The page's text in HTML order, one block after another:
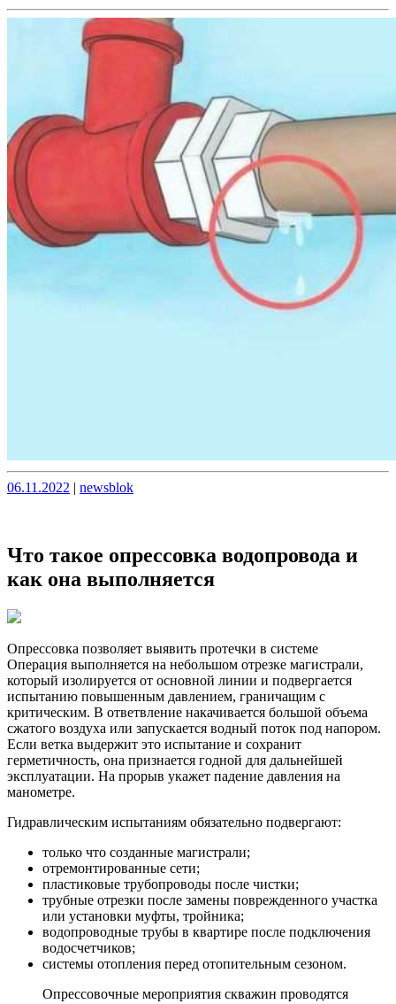
Опубликовано
06.11.2022 | Опубликовано
newsblok
Что такое опрессовка водопровода и
как она выполняется
Опрессовка позволяет выявить протечки в системе
Операция выполняется на небольшом отрезке магистрали,
который изолируется от основной линии и подвергается
испытанию повышенным давлением, граничащим с
критическим. В ответвление накачивается большой объема
сжатого воздуха или запускается водный поток под напором.
Если ветка выдержит это испытание и сохранит
герметичность, она признается годной для дальнейшей
эксплуатации. На прорыв укажет падение давления на
манометре.
Гидравлическим испытаниям обязательно подвергают:
только что созданные магистрали;
отремонтированные сети;
пластиковые трубопроводы после чистки;
трубные отрезки после замены поврежденного участка
или установки муфты, тройника;
водопроводные трубы в квартире после подключения
водосчетчиков;
системы отопления перед отопительным сезоном.
Опрессовочные мероприятия скважин проводятся